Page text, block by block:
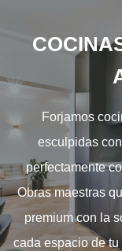
Forjamos
esculpidas
perfectamente
Obras maestras
premium con la
cada espacio de